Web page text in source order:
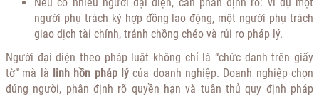
người phụ trách ký hợp đồng lao động, một người phụ trách
giao dịch tài chính, tránh chồng chéo và rủi ro pháp lý.
Người đại diện theo pháp luật không chỉ là “chức danh trên giấy
tờ” mà là linh hồn pháp lý của doanh nghiệp. Doanh nghiệp chọn
đúng người, phân định rõ quyền hạn và tuân thủ quy định pháp